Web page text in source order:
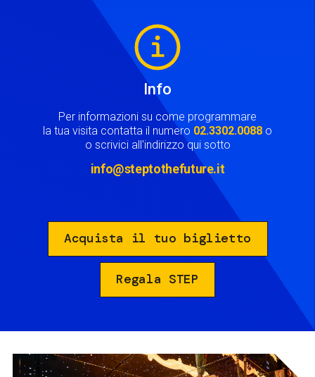
Info
Per informazioni su come programmare
la tua visita contatta il numero 02.3302.0088 o
o scrivici all'indirizzo qui sotto
info@steptothefuture.it
Acquista il tuo biglietto
Regala STEP